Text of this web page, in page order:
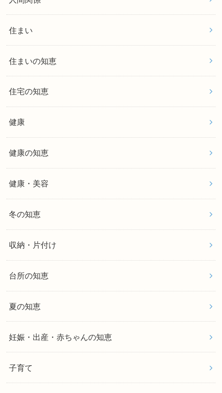
住まい
住まいの知恵
住宅の知恵
健康
健康の知恵
健康・美容
冬の知恵
収納・片付け
台所の知恵
夏の知恵
妊娠・出産・赤ちゃんの知恵
子育て